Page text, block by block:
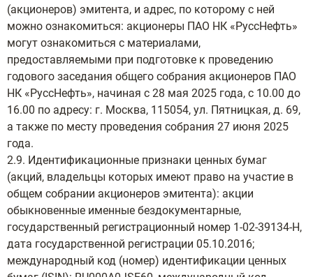
(акционеров) эмитента, и адрес, по которому с ней
можно ознакомиться: акционеры ПАО НК «РуссНефть»
могут ознакомиться с материалами,
предоставляемыми при подготовке к проведению
годового заседания общего собрания акционеров ПАО
НК «РуссНефть», начиная с 28 мая 2025 года, с 10.00 до
16.00 по адресу: г. Москва, 115054, ул. Пятницкая, д. 69,
а также по месту проведения собрания 27 июня 2025
года.
2.9. Идентификационные признаки ценных бумаг
(акций, владельцы которых имеют право на участие в
общем собрании акционеров эмитента): акции
обыкновенные именные бездокументарные,
государственный регистрационный номер 1-02-39134-Н,
дата государственной регистрации 05.10.2016;
международный код (номер) идентификации ценных